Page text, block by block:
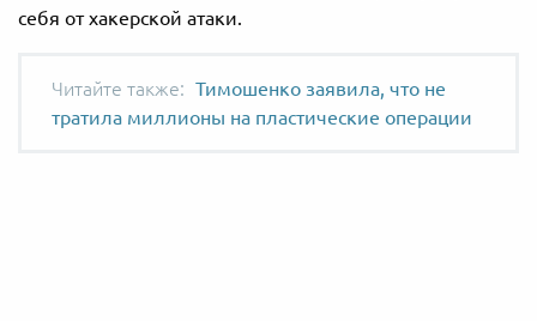
себя от хакерской атаки.
Тимошенко заявила, что не
тратила миллионы на пластические операции